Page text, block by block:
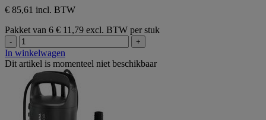
€ 85,61 incl. BTW
Pakket van 6 € 11,79 excl. BTW per stuk
- +
In winkelwagen
Dit artikel is momenteel niet beschikbaar